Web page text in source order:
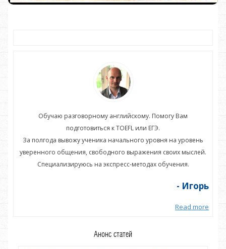
Обучаю разговорному английскому. Помогу Вам
подготовиться к TOEFL или ЕГЭ.
За полгода вывожу ученика начального уровня на уровень
уверенного общения, свободного выражения своих мыслей.
Специализируюсь на экспресс-методах обучения.
- Игорь
Read more
Анонс статей